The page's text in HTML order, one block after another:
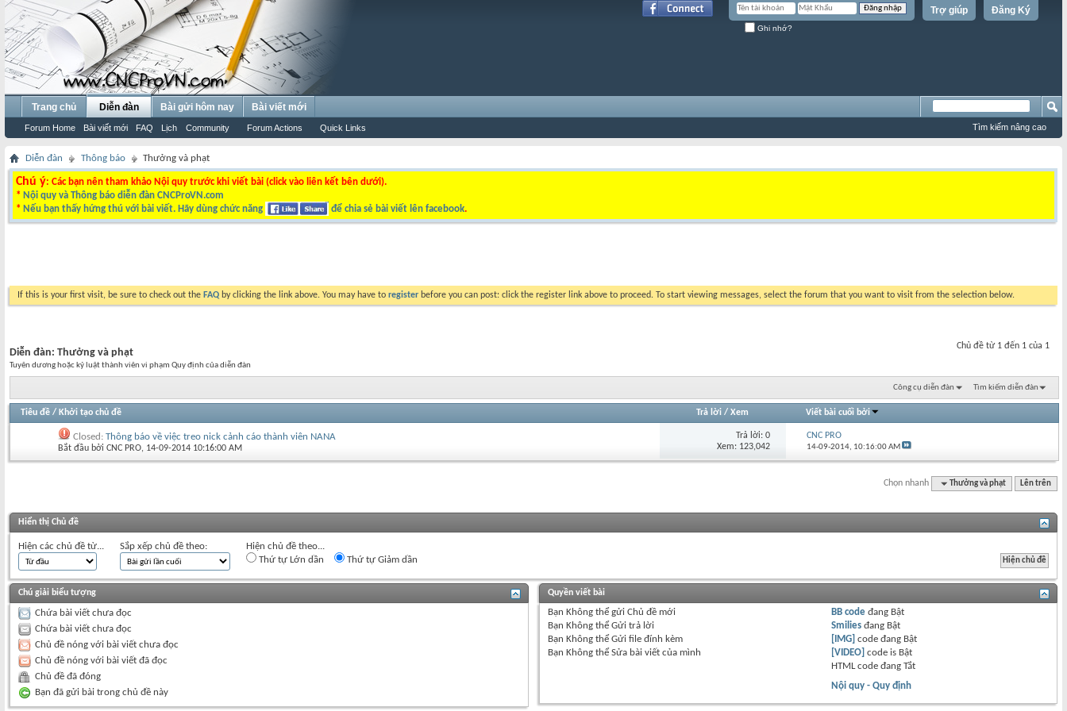
Đăng Ký
Trợ giúp
Ghi nhớ?
Trang chủ Diễn đàn
Forum Home Bài viết mới FAQ Lịch Community Forum Actions Quick Links
Bài gửi hôm nay Bài viết mới
Tìm kiếm nâng cao
Diễn đàn Thông báo Thưởng và phạt
Chú ý: Các bạn nên tham khảo Nội quy trước khi viết bài (click vào liên kết bên dưới).
* Nội quy và Thông báo diễn đàn CNCProVN.com
* Nếu bạn thấy hứng thú với bài viết. Hãy dùng chức năng để chia sẻ bài viết lên facebook.
If this is your first visit, be sure to check out the FAQ by clicking the link above. You may have to register before you can post: click the register link above to proceed. To start viewing messages, select the forum that you want to visit from the selection below.
Chủ đề từ 1 đến 1 của 1
Diễn đàn: Thưởng và phạt
Tuyên dương hoặc kỷ luật thành viên vi phạm Quy định của diễn đàn
Công cụ diễn đàn Tìm kiếm diễn đàn
Tiêu đề / Khởi tạo chủ đề Trả lời/ Xem Viết bài cuối bởi
Closed: Thông báo về việc treo nick cảnh cáo thành viên NANA
Bắt đầu bởi CNC PRO‎, 14-09-2014 10:16:00 AM
Trả lời: 0
Xem: 123,042
CNC PRO
14-09-2014, 10:16:00 AM
Chọn nhanh Thưởng và phạt Lên trên
Hiển thị Chủ đề
Hiện các chủ đề từ... Sắp xếp chủ đề theo:
Hiện chủ đề theo...
Thứ tự Lớn dần
Thứ tự Giảm dần
Chú giải biểu tượng
Chứa bài viết chưa đọc
Chứa bài viết chưa đọc
Chủ đề nóng với bài viết chưa đọc
Chủ đề nóng với bài viết đã đọc
Chủ đề đã đóng
Bạn đã gửi bài trong chủ đề này
Quyền viết bài
Bạn Không thểgửi Chủ đề mới
Bạn Không thểGửi trả lời
Bạn Không thểGửi file đính kèm
Bạn Không thểSửa bài viết của mình
BB code đang Bật
Smilies đang Bật
[IMG] code đang Bật
[VIDEO] code is Bật
HTML code đangTắt
Nội quy - Quy định